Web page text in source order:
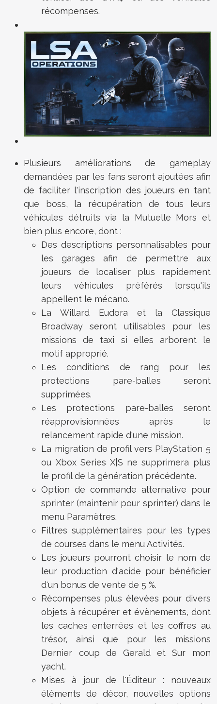
récompenses.
Plusieurs améliorations de gameplay
demandées par les fans seront ajoutées afin
de faciliter l'inscription des joueurs en tant
que boss, la récupération de tous leurs
véhicules détruits via la Mutuelle Mors et
bien plus encore, dont :
Des descriptions personnalisables pour
les garages afin de permettre aux
joueurs de localiser plus rapidement
leurs véhicules préférés lorsqu'ils
appellent le mécano.
La Willard Eudora et la Classique
Broadway seront utilisables pour les
missions de taxi si elles arborent le
motif approprié.
Les conditions de rang pour les
protections pare-balles seront
supprimées.
Les protections pare-balles seront
réapprovisionnées après le
relancement rapide d'une mission.
La migration de profil vers PlayStation 5
ou Xbox Series X|S ne supprimera plus
le profil de la génération précédente.
Option de commande alternative pour
sprinter (maintenir pour sprinter) dans le
menu Paramètres.
Filtres supplémentaires pour les types
de courses dans le menu Activités.
Les joueurs pourront choisir le nom de
leur production d'acide pour bénéficier
d'un bonus de vente de 5 %.
Récompenses plus élevées pour divers
objets à récupérer et évènements, dont
les caches enterrées et les coffres au
trésor, ainsi que pour les missions
Dernier coup de Gerald et Sur mon
yacht.
Mises à jour de l'Éditeur : nouveaux
éléments de décor, nouvelles options